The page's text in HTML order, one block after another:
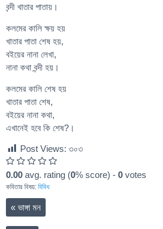
বন্দী খাতার পাতায়।
কলমের কালি ক্ষয় হয়
খাতার পাতা শেষ হয়,
বইয়ের নানা লেখা,
নানা কথা বন্দী হয়।
কলমের কালি শেষ হয়
খাতার পাতা শেষ,
বইয়ের নানা কথা,
এখানেই হবে কি শেষ?।
Post Views: ৩০৩
0.00 avg. rating (0% score) - 0 votes
কবিতার বিষয়: বিবিধ
« ভাঙ্গা মন